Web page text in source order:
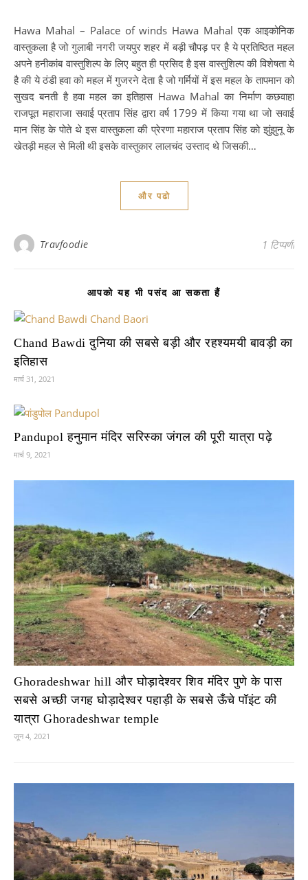
Hawa Mahal – Palace of winds Hawa Mahal एक आइकोनिक
वास्तुकला है जो गुलाबी नगरी जयपुर शहर में बड़ी चौपड़ पर है ये प्रतिष्ठित महल
अपने हनीकांब वास्तुशिल्प के लिए बहुत ही प्रसिद है इस वास्तुशिल्प की विशेषता ये
है की ये ठंडी हवा को महल में गुजरने देता है जो गर्मियों में इस महल के तापमान को
सुखद बनती है हवा महल का इतिहास Hawa Mahal का निर्माण कछवाहा
राजपूत महाराजा सवाई प्रताप सिंह द्वारा वर्ष 1799 में किया गया था जो सवाई
मान सिंह के पोते थे इस वास्तुकला की प्रेरणा महाराज प्रताप सिंह को झुंझुनू के
खेतड़ी महल से मिली थी इसके वास्तुकार लालचंद उस्ताद थे जिसकी…
और पढो
Travfoodie 1 टिप्पणी
आपको यह भी पसंद आ सकता हैं
Chand Bawdi दुनिया की सबसे बड़ी और रहश्यमयी बावड़ी का
इतिहास
मार्च 31, 2021
Pandupol हनुमान मंदिर सरिस्का जंगल की पूरी यात्रा पढ़े
मार्च 9, 2021
Ghoradeshwar hill और घोड़ादेश्वर शिव मंदिर पुणे के पास
सबसे अच्छी जगह घोड़ादेश्वर पहाड़ी के सबसे ऊँचे पॉइंट की
यात्रा Ghoradeshwar temple
जून 4, 2021